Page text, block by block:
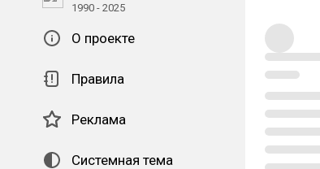
1990 - 2025
О проекте
Правила
Реклама
Системная тема